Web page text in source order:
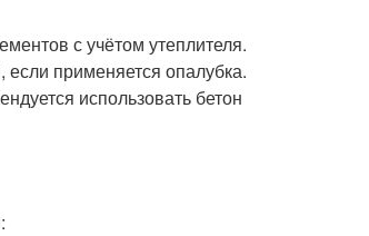
с учётом утеплителя.
применяется опалубка.
использовать бетон